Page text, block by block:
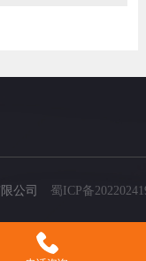
限公司 蜀ICP备